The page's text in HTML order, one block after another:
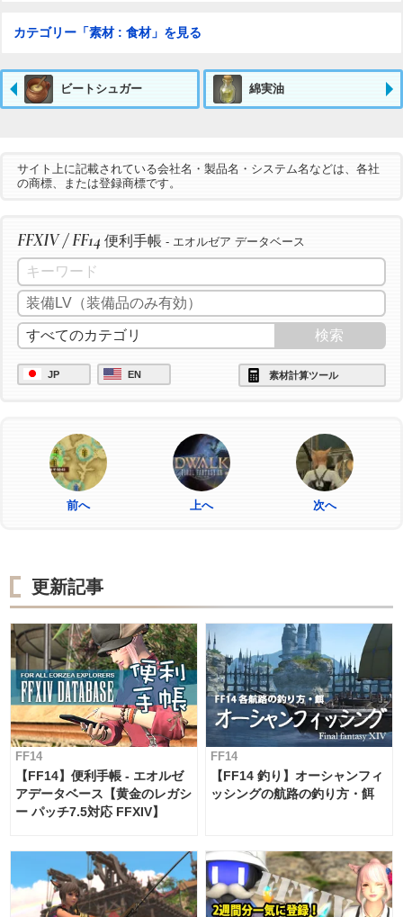
カテゴリー「素材 : 食材」を見る
ビートシュガー 綿実油
サイト上に記載されている会社名・製品名・システム名などは、各社
の商標、または登録商標です。
FFXIV / FF14 便利手帳 - エオルゼア データベース
JP EN 素材計算ツール
前へ 上へ 次へ
更新記事
FF14
【FF14】便利手帳 - エオルゼ
アデータベース【黄金のレガシ
ー パッチ7.5対応 FFXIV】
FF14
【FF14 釣り】オーシャンフィ
ッシングの航路の釣り方・餌